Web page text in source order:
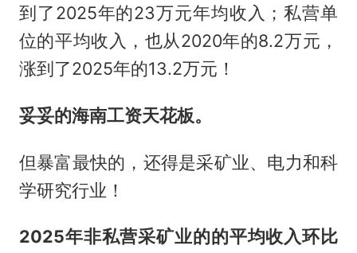
到了2025年的23万元年均收入；私营单
位的平均收入，也从2020年的8.2万元，
涨到了2025年的13.2万元！
妥妥的海南工资天花板。
但暴富最快的，还得是采矿业、电力和科
学研究行业！
2025年非私营采矿业的的平均收入环比